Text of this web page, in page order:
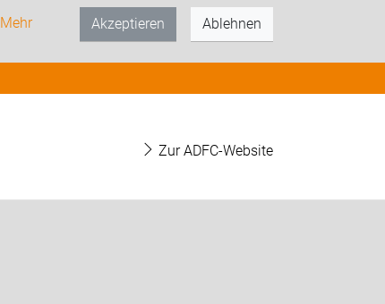
Mehr
Akzeptieren Ablehnen
Zur ADFC-Website